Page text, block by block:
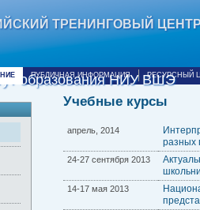
ТРЕНИНГОВЫЙ
образования НИУ ВШЭ
ПУБЛИЧНАЯ ИНФОРМАЦИЯ РЕСУРСНЫЙ
Учебные курсы
апрель, 2014
разных
24-27 сентября 2013
14-17 мая 2013